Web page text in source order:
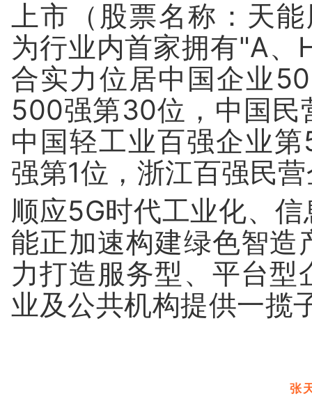
上市（股票名称：天
为行业内首家拥有"A、
合实力位居中国企业
500强第30位，中国民
中国轻工业百强企业
强第1位，浙江百强民
顺应5G时代工业化、
能正加速构建绿色智造
力打造服务型、平台
业及公共机构提供一揽
张